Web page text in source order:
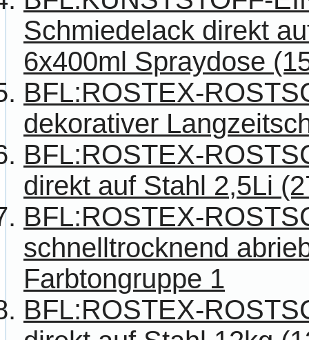
Schmiedelack direkt
6x400ml Spraydose
BFL:ROSTEX-
dekorativer
BFL:ROSTEX-
direkt auf Stahl 2,5Li
BFL:ROSTEX-
schnelltrocknend
Farbtongruppe 1
BFL:ROSTEX-